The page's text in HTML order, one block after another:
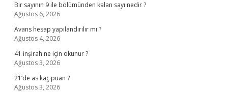
Bir sayının 9 ile bölümünden kalan sayı nedir ?
Ağustos 6, 2026
Avans hesap yapılandırılır mı ?
Ağustos 4, 2026
41 inşirah ne için okunur ?
Ağustos 3, 2026
21’de as kaç puan ?
Ağustos 3, 2026